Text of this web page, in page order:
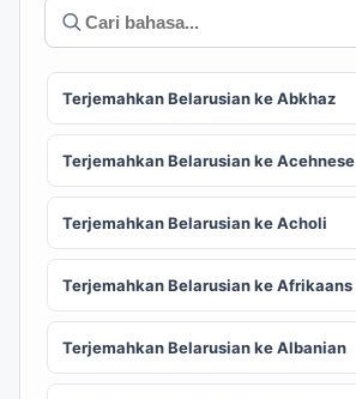
Terjemahkan Belarusian ke Abkhaz
Terjemahkan Belarusian ke Acehnese
Terjemahkan Belarusian ke Acholi
Terjemahkan Belarusian ke Afrikaans
Terjemahkan Belarusian ke Albanian